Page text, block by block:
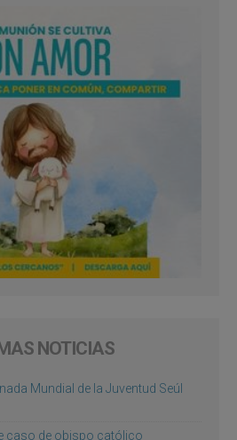
NOTICIAS
Mundial de la Juventud Seúl
caso de obispo católico